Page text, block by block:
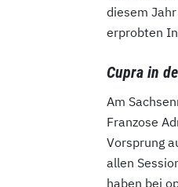
diesem
erprobten
Cupra in
Am
Franzose
Vorsprung
allen
haben bei